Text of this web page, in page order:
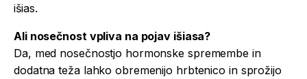
išias.
Ali nosečnost vpliva na pojav išiasa?
Da, med nosečnostjo hormonske spremembe in
dodatna teža lahko obremenijo hrbtenico in sprožijo